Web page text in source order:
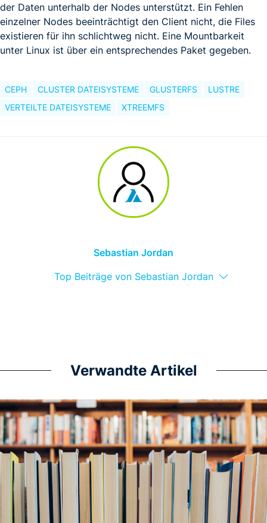
der Daten unterhalb der Nodes unterstützt. Ein Fehlen
einzelner Nodes beeinträchtigt den Client nicht, die Files
existieren für ihn schlichtweg nicht. Eine Mountbarkeit
unter Linux ist über ein entsprechendes Paket gegeben.
CEPH CLUSTER DATEISYSTEME GLUSTERFS
LUSTRE
VERTEILTE DATEISYSTEME
XTREEMFS
Sebastian Jordan
Top Beiträge von Sebastian Jordan
Verwandte Artikel